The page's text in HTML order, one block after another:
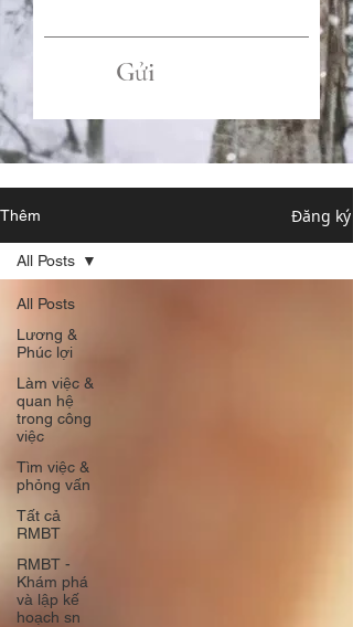
Gửi
Thêm Đăng ký
All Posts
Lương &
Phúc lợi
Làm việc &
quan hệ
trong công
việc
Tìm việc &
phỏng vấn
Tất cả
RMBT
RMBT -
Khám phá
và lập kế
hoạch sn
All Posts